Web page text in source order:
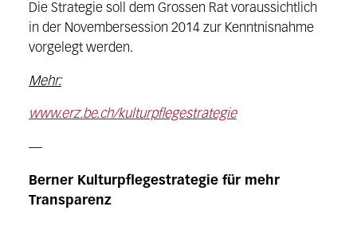
Die Strategie soll dem Grossen Rat voraussichtlich
in der Novembersession 2014 zur Kenntnisnahme
vorgelegt werden.
Mehr:
www.erz.be.ch/kulturpflegestrategie
—
Berner Kulturpflegestrategie für mehr
Transparenz